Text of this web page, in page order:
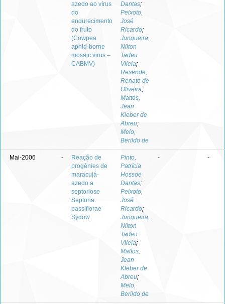
azedo ao vírus
do
endurecimento
do fruto
(Cowpea
aphid-borne
mosaic virus –
CABMV)
Dantas;
Peixoto,
José
Ricardo;
Junqueira,
Nilton
Tadeu
Vilela;
Resende,
Renato de
Oliveira;
Mattos,
Jean
Kleber de
Abreu;
Melo,
Berildo de
Mai-2006 -
Reação de
progênies de
maracujá-
azedo a
septoriose
Septoria
passiflorae
Sydow
Pinto,
Patrícia
Hossoe
Dantas;
Peixoto,
José
Ricardo;
Junqueira,
Nilton
Tadeu
Vilela;
Mattos,
Jean
Kleber de
Abreu;
Melo,
Berildo de
- -